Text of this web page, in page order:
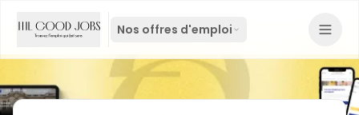
Nos offres d'emploi